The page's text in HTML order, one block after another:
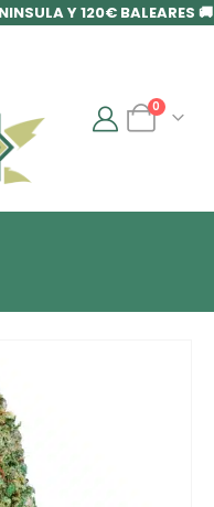
Y 120€ BALEARES 🚚
0